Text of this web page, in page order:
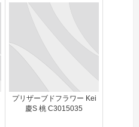
プリザーブドフラワー Kei
慶S 桃 C3015035